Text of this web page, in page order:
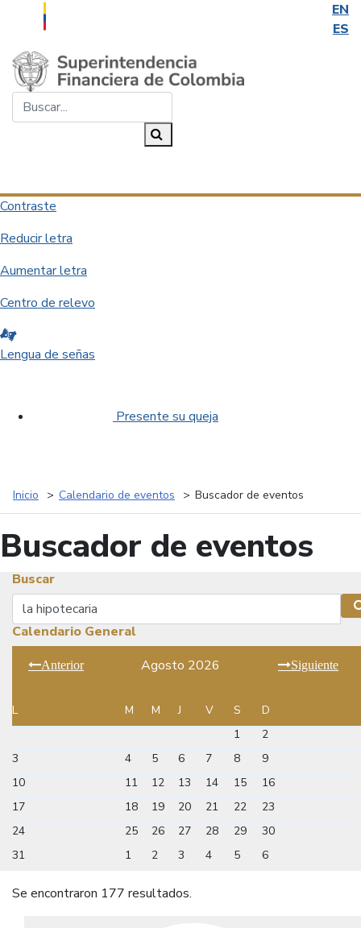
EN
ES
Saltar al contenido principal
Contraste
Reducir letra
Aumentar letra
Centro de relevo
Lengua de señas
Presente su queja
Inicio Calendario de eventos Buscador de eventos
Buscador de eventos
Buscar
Buscar
Calendario General
Anterior Agosto 2026 Siguiente
L M M J V S
D
1
2
3
4 5 6 7 8
9
10
11 12 13 14 15
16
17
18 19 20 21 22
23
24
25 26 27 28 29
30
31
1 2 3 4 5 6
Se encontraron 177 resultados.